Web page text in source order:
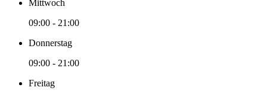
Mittwoch
09:00 - 21:00
Donnerstag
09:00 - 21:00
Freitag